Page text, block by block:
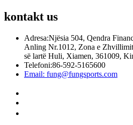
kontakt us
Adresa:Njësia 504, Qendra
Anling Nr.1012, Zona e
së lartë Huli, Xiamen, 361009,
Telefoni:86-592-5165600
Email: fung@fungsports.com